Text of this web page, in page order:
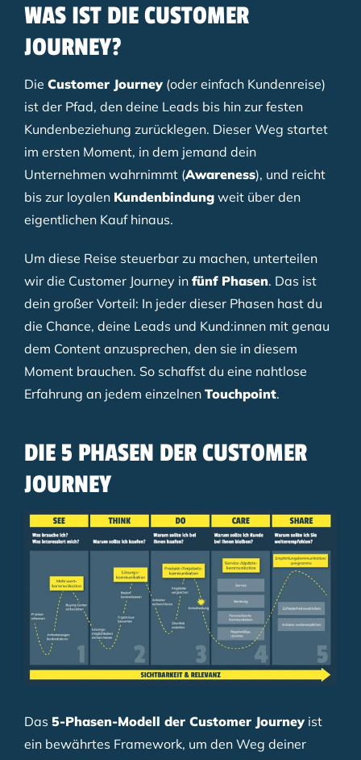
WAS IST DIE CUSTOMER
JOURNEY?
Die Customer Journey (oder einfach Kundenreise)
ist der Pfad, den deine Leads bis hin zur festen
Kundenbeziehung zurücklegen. Dieser Weg startet
im ersten Moment, in dem jemand dein
Unternehmen wahrnimmt (Awareness), und reicht
bis zur loyalen Kundenbindung weit über den
eigentlichen Kauf hinaus.
Um diese Reise steuerbar zu machen, unterteilen
wir die Customer Journey in fünf Phasen. Das ist
dein großer Vorteil: In jeder dieser Phasen hast du
die Chance, deine Leads und Kund:innen mit genau
dem Content anzusprechen, den sie in diesem
Moment brauchen. So schaffst du eine nahtlose
Erfahrung an jedem einzelnen Touchpoint.
DIE 5 PHASEN DER CUSTOMER
JOURNEY
Das 5-Phasen-Modell der Customer Journey ist
ein bewährtes Framework, um den Weg deiner